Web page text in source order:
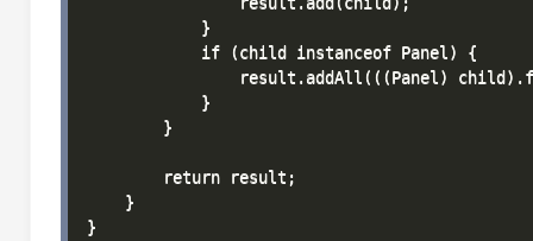
            }
            if (child instanceof Panel) {
result.addAll(((Panel)
            }
        }
        return result;
    }
}